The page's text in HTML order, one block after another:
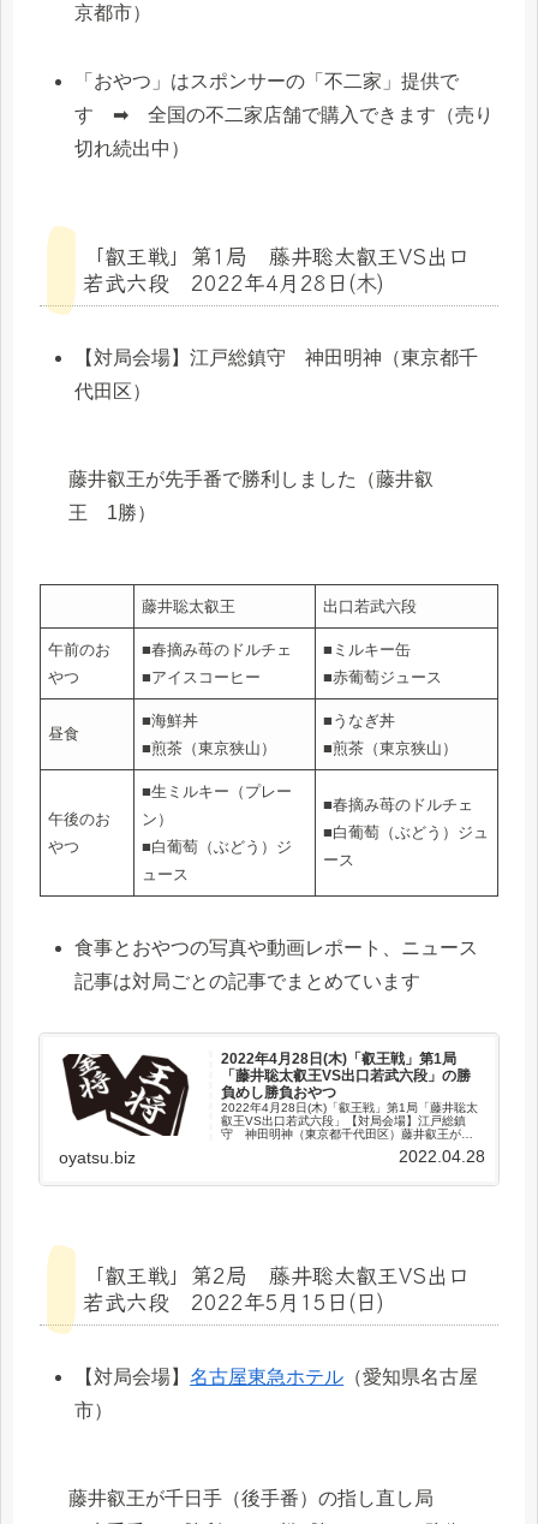
京都市）
「おやつ」はスポンサーの「不二家」提供で
す ➡ 全国の不二家店舗で購入できます（売り
切れ続出中）
「叡王戦」第1局 藤井聡太叡王VS出口
若武六段 2022年4月28日(木)
【対局会場】江戸総鎮守 神田明神（東京都千
代田区）
藤井叡王が先手番で勝利しました（藤井叡
王 1勝）
藤井聡太叡王 出口若武六段
午前のお
やつ
■春摘み苺のドルチェ
■アイスコーヒー
■ミルキー缶
■赤葡萄ジュース
昼食
■海鮮丼
■煎茶（東京狭山）
■うなぎ丼
■煎茶（東京狭山）
午後のお
やつ
■生ミルキー（プレー
ン）
■白葡萄（ぶどう）ジ
ュース
■春摘み苺のドルチェ
■白葡萄（ぶどう）ジュ
ース
食事とおやつの写真や動画レポート、ニュース
記事は対局ごとの記事でまとめています
2022年4月28日(木)「叡王戦」第1局
「藤井聡太叡王VS出口若武六段」の勝
負めし勝負おやつ
2022年4月28日(木)「叡王戦」第1局「藤井聡太
叡王VS出口若武六段」【対局会場】江戸総鎮
守 神田明神（東京都千代田区）藤井叡王が先
午前のおやつ■春摘み苺のドルチェ■アイスコー
oyatsu.biz 2022.04.28
「叡王戦」第2局 藤井聡太叡王VS出口
若武六段 2022年5月15日(日)
【対局会場】名古屋東急ホテル （愛知県名古屋
市）
藤井叡王が千日手（後手番）の指し直し局